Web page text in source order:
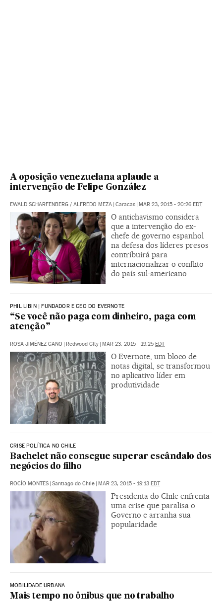
A oposição venezuelana aplaude a
intervenção de Felipe González
EWALD SCHARFENBERG / ALFREDO MEZA | Caracas | MAR 23, 2015 - 20:26 EDT
O antichavismo considera
que a intervenção do ex-
chefe de governo espanhol
na defesa dos líderes presos
contribuirá para
internacionalizar o conflito
do país sul-americano
PHIL LIBIN | FUNDADOR E CEO DO EVERNOTE
“Se você não paga com dinheiro, paga com
atenção”
ROSA JIMÉNEZ CANO | Redwood City | MAR 23, 2015 - 19:25 EDT
O Evernote, um bloco de
notas digital, se transformou
no aplicativo líder em
produtividade
CRISE POLÍTICA NO CHILE
Bachelet não consegue superar escândalo dos
negócios do filho
ROCÍO MONTES | Santiago do Chile | MAR 23, 2015 - 19:13 EDT
Presidenta do Chile enfrenta
uma crise que paralisa o
Governo e arranha sua
popularidade
MOBILIDADE URBANA
Mais tempo no ônibus que no trabalho